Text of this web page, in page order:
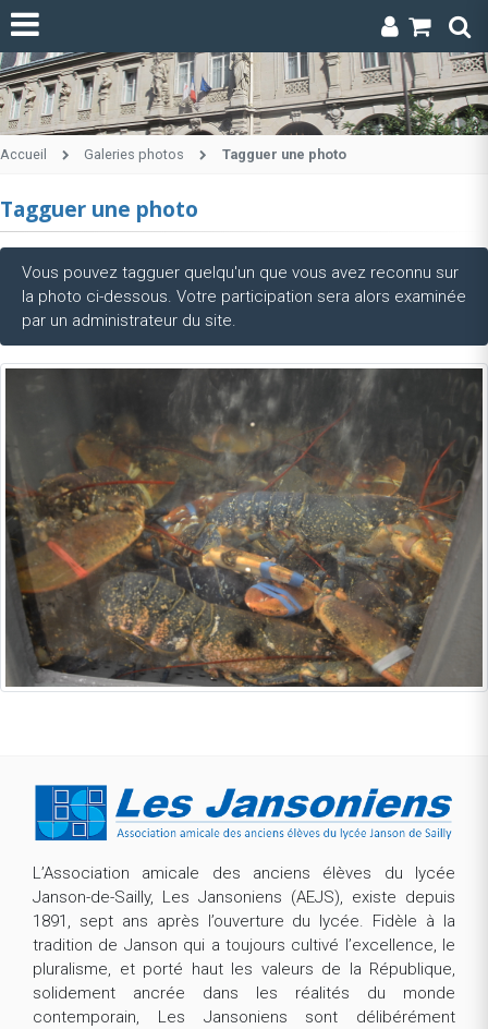
Accueil Galeries photos Tagguer une photo
Tagguer une photo
Vous pouvez tagguer quelqu'un que vous avez reconnu sur
la photo ci-dessous. Votre participation sera alors examinée
par un administrateur du site.
L’Association amicale des anciens élèves du lycée
Janson-de-Sailly, Les Jansoniens (AEJS), existe depuis
1891, sept ans après l’ouverture du lycée. Fidèle à la
tradition de Janson qui a toujours cultivé l’excellence, le
pluralisme, et porté haut les valeurs de la République,
solidement ancrée dans les réalités du monde
contemporain, Les Jansoniens sont délibérément